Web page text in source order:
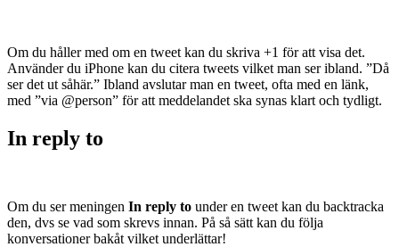
Om du håller med om en tweet kan du skriva +1 för att visa det.
Använder du iPhone kan du citera tweets vilket man ser ibland. ”Då
ser det ut såhär.” Ibland avslutar man en tweet, ofta med en länk,
med ”via @person” för att meddelandet ska synas klart och tydligt.
In reply to
Om du ser meningen In reply to under en tweet kan du backtracka
den, dvs se vad som skrevs innan. På så sätt kan du följa
konversationer bakåt vilket underlättar!